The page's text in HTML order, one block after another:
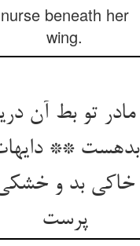
nurse beneath her
wing.
مادر تو بط آن
بده‏ست **
خاکی بد و
پرست‏